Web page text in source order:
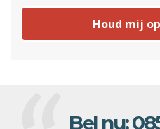
Houd mij
Bel nu: